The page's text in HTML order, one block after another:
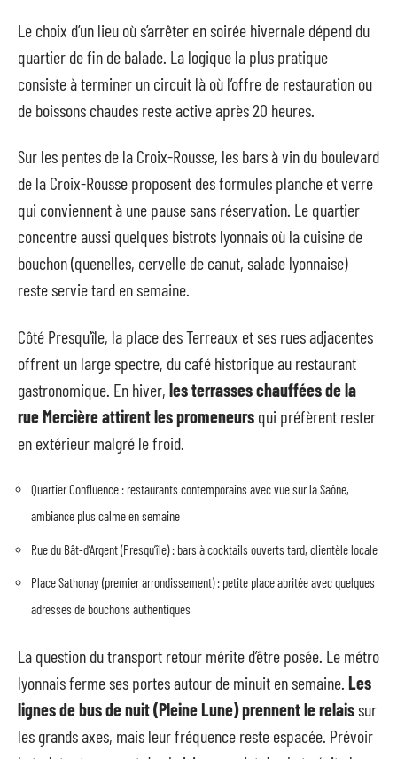
Le choix d’un lieu où s’arrêter en soirée hivernale dépend du
quartier de fin de balade. La logique la plus pratique
consiste à terminer un circuit là où l’offre de restauration ou
de boissons chaudes reste active après 20 heures.
Sur les pentes de la Croix-Rousse, les bars à vin du boulevard
de la Croix-Rousse proposent des formules planche et verre
qui conviennent à une pause sans réservation. Le quartier
concentre aussi quelques bistrots lyonnais où la cuisine de
bouchon (quenelles, cervelle de canut, salade lyonnaise)
reste servie tard en semaine.
Côté Presqu’île, la place des Terreaux et ses rues adjacentes
offrent un large spectre, du café historique au restaurant
gastronomique. En hiver, les terrasses chauffées de la
rue Mercière attirent les promeneurs qui préfèrent rester
en extérieur malgré le froid.
Quartier Confluence : restaurants contemporains avec vue sur la Saône,
ambiance plus calme en semaine
Rue du Bât-d’Argent (Presqu’île) : bars à cocktails ouverts tard, clientèle locale
Place Sathonay (premier arrondissement) : petite place abritée avec quelques
adresses de bouchons authentiques
La question du transport retour mérite d’être posée. Le métro
lyonnais ferme ses portes autour de minuit en semaine. Les
lignes de bus de nuit (Pleine Lune) prennent le relaissur
les grands axes, mais leur fréquence reste espacée. Prévoir